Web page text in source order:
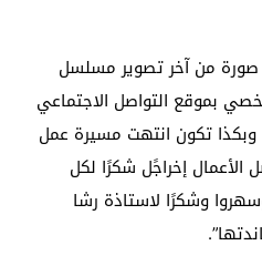
صورة من آخر تصوير مسلسل
بموقع التواصل الاجتماعي
وبكذا تكون انتهت مسيرة عمل
إخراجًل شكرًا لكل
وشكرًا لاستاذة رشا